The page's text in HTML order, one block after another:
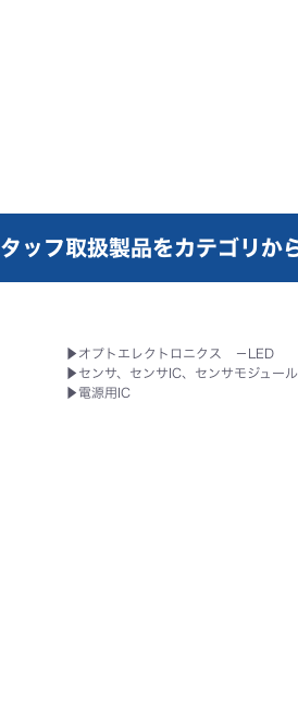
ッフ取扱製品をカテゴリか
▶ オプトエレクトロニクス －LED
▶ センサ、センサIC、センサモジュール
▶ 電源用IC